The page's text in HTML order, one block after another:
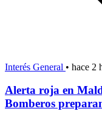
Interés General • hace 2
Alerta roja en
Bomberos